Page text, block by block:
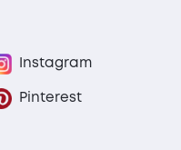
Instagram
Pinterest